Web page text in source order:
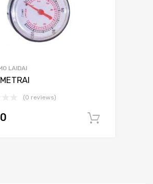
LAIDAI
(0 reviews)